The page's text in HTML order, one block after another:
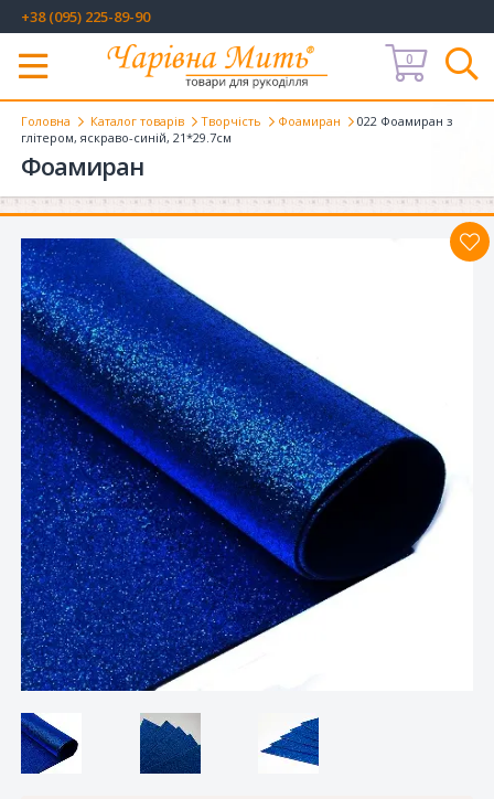
+38 (095) 225-89-90
Меню
0
Головна Каталог товарів Творчість Фоамиран
022 Фоамиран з
глітером, яскраво-синій, 21*29.7см
Фоамиран